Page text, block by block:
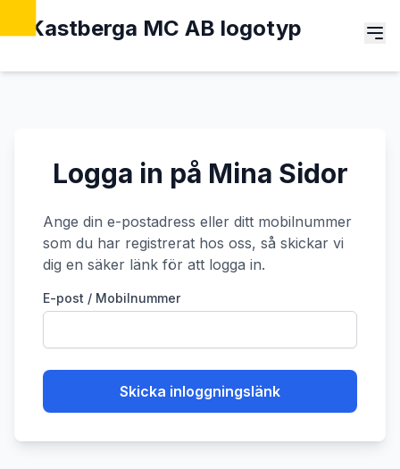
Logga in på Mina Sidor
Ange din e-postadress eller ditt mobilnummer
som du har registrerat hos oss, så skickar vi
dig en säker länk för att logga in.
E-post / Mobilnummer
Skicka inloggningslänk